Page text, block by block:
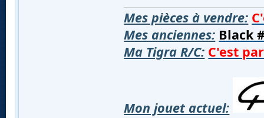
Mes pièces à vendre:
Mes anciennes: Black
Ma Tigra R/C: C'est
Mon jouet actuel: